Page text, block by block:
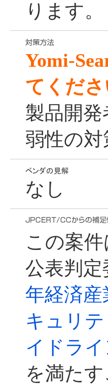
ります。
Yomi-
てくだ
製品開
弱性の
なし
この案
公表判
年経済産
キュリ
イドライ
を満た